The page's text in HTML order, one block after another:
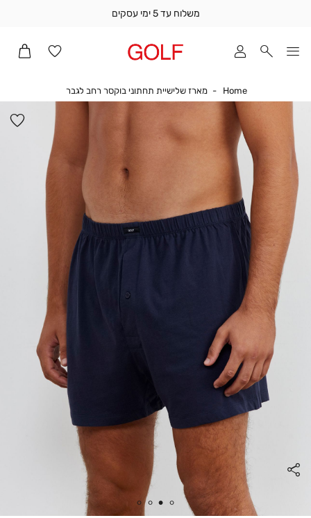
מכירה
האדר
משלוח עד 5 ימי עסקים
Home
Homeמארז שלישיית תחתוני בוקסר רחב לגבר